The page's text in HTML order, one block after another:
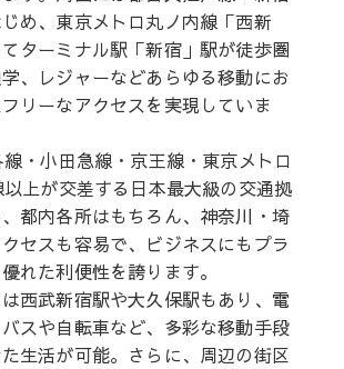
め、東京メトロ丸ノ内線「西新
ターミナル駅「新宿」駅が徒歩圏
、レジャーなどあらゆる移動にお
リーなアクセスを実現していま
・小田急線・京王線・東京メトロ
上が交差する日本最大級の交通拠
都内各所はもちろん、神奈川・埼
セスも容易で、ビジネスにもプラ
れた利便性を誇ります。
西武新宿駅や大久保駅もあり、電
スや自転車など、多彩な移動手段
生活が可能。さらに、周辺の街区